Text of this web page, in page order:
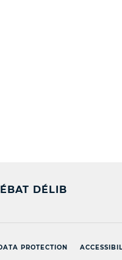
[NEW WINDOW]
DÉLIB
PROTECTION